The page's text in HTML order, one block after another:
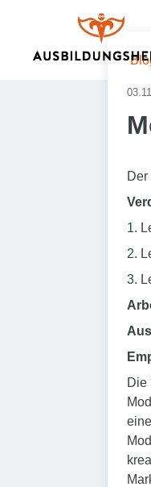
1.
2.
3.
Die